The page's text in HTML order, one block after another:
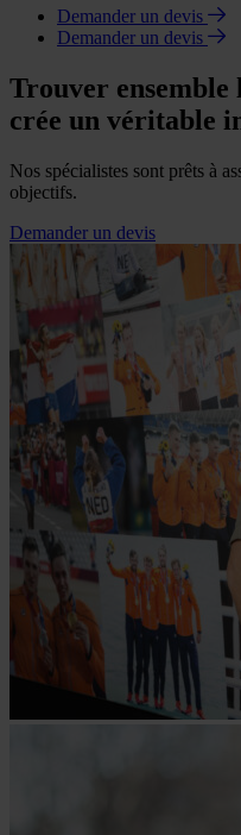
Demander un devis
Demander un devis
Trouver
crée un véritable
Nos spécialistes sont prêts à
objectifs.
Demander un devis